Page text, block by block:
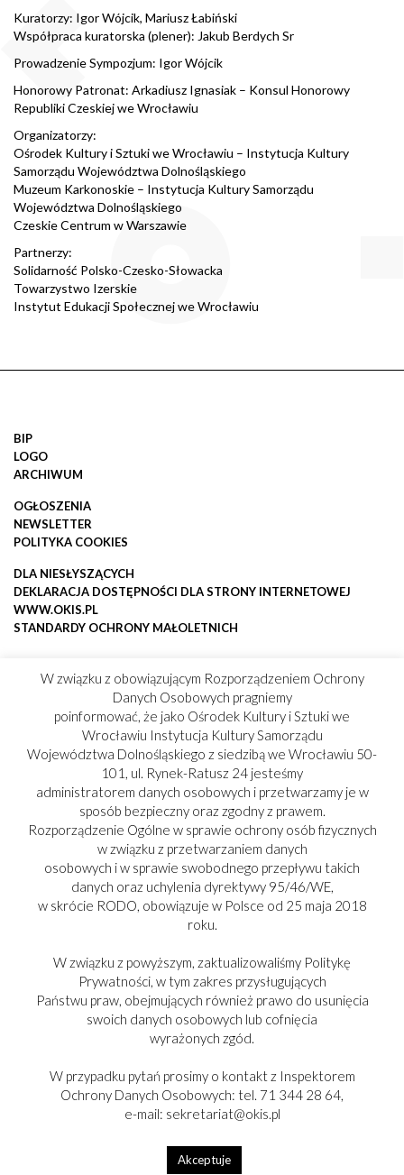
Kuratorzy: Igor Wójcik, Mariusz Łabiński
Współpraca kuratorska (plener): Jakub Berdych Sr
Prowadzenie Sympozjum: Igor Wójcik
Honorowy Patronat: Arkadiusz Ignasiak – Konsul Honorowy
Republiki Czeskiej we Wrocławiu
Organizatorzy:
Ośrodek Kultury i Sztuki we Wrocławiu – Instytucja Kultury
Samorządu Województwa Dolnośląskiego
Muzeum Karkonoskie – Instytucja Kultury Samorządu
Województwa Dolnośląskiego
Czeskie Centrum w Warszawie
Partnerzy:
Solidarność Polsko-Czesko-Słowacka
Towarzystwo Izerskie
Instytut Edukacji Społecznej we Wrocławiu
BIP
LOGO
ARCHIWUM
OGŁOSZENIA
NEWSLETTER
POLITYKA COOKIES
DLA NIESŁYSZĄCYCH
DEKLARACJA DOSTĘPNOŚCI DLA STRONY INTERNETOWEJ
WWW.OKIS.PL
STANDARDY OCHRONY MAŁOLETNICH
W związku z obowiązującym Rozporządzeniem Ochrony
Danych Osobowych pragniemy
poinformować, że jako Ośrodek Kultury i Sztuki we
Wrocławiu Instytucja Kultury Samorządu
Województwa Dolnośląskiego z siedzibą we Wrocławiu 50-
101, ul. Rynek-Ratusz 24 jesteśmy
administratorem danych osobowych i przetwarzamy je w
sposób bezpieczny oraz zgodny z prawem.
Rozporządzenie Ogólne w sprawie ochrony osób fizycznych
w związku z przetwarzaniem danych
osobowych i w sprawie swobodnego przepływu takich
danych oraz uchylenia dyrektywy 95/46/WE,
w skrócie RODO, obowiązuje w Polsce od 25 maja 2018
roku.
W związku z powyższym, zaktualizowaliśmy Politykę
Prywatności, w tym zakres przysługujących
Państwu praw, obejmujących również prawo do usunięcia
swoich danych osobowych lub cofnięcia
wyrażonych zgód.
W przypadku pytań prosimy o kontakt z Inspektorem
Ochrony Danych Osobowych: tel. 71 344 28 64,
e-mail: sekretariat@okis.pl
Akceptuje